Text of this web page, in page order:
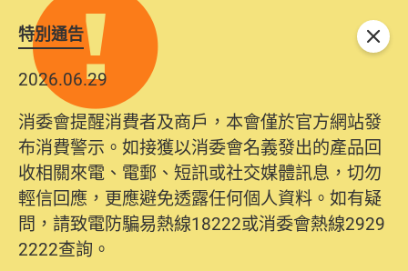
特別通告
2026.06.29
消委會提醒消費者及商戶，本會僅於官方網站發
布消費警示。如接獲以消委會名義發出的產品回
收相關來電、電郵、短訊或社交媒體訊息，切勿
輕信回應，更應避免透露任何個人資料。如有疑
問，請致電防騙易熱線18222或消委會熱線2929
2222查詢。
關閉